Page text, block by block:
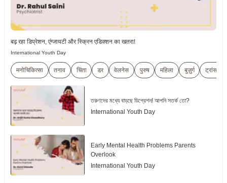
बढ़ रहा डिप्रेशन, एंग्जायटी और स्क्रिन एडिक्शन का खतरा!
International Youth Day
मनोचिकित्सा तनाव चिंता डर वेलनेस पुरुष महिला बुज़ुर्ग ट्रांसजेंडर
তরুণদের মধ্যে বাড়ছে ডিপ্রেশন! আপনি সতর্ক তো?
International Youth Day
Early Mental Health Problems Parents
Overlook
International Youth Day